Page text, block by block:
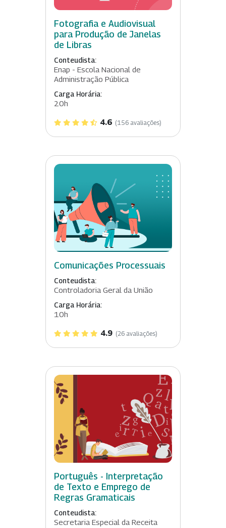
Fotografia e Audiovisual
para Produção de Janelas
de Libras
Conteudista:
Enap - Escola Nacional de
Administração Pública
Carga Horária:
20h
4.6 (156 avaliações)
Comunicações Processuais
Conteudista:
Controladoria Geral da União
Carga Horária:
10h
4.9 (26 avaliações)
Português - Interpretação
de Texto e Emprego de
Regras Gramaticais
Conteudista:
Secretaria Especial da Receita